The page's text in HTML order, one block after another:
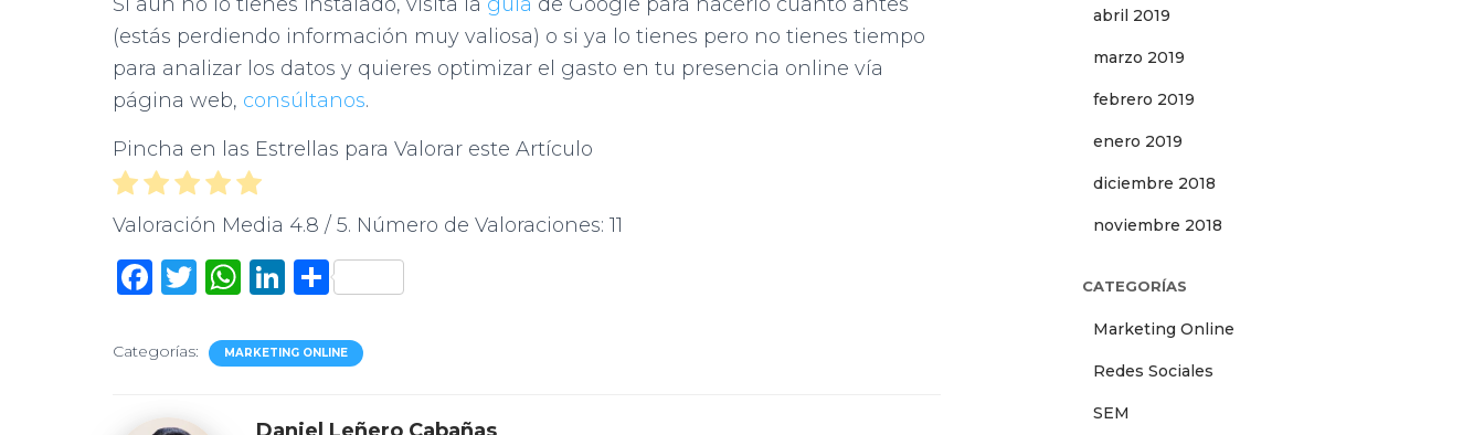
(estás perdiendo información muy valiosa) o si ya lo tienes pero no tienes tiempo
para analizar los datos y quieres optimizar el gasto en tu presencia online vía
página web, consúltanos.
Pincha en las Estrellas para Valorar este Artículo
Valoración Media 4.8 / 5. Número de Valoraciones: 11
F
c
b
T
it
r
W
at
A
Li
k
dI
C
m
ar
Categorías: MARKETING ONLINE
abril 2019
marzo 2019
febrero 2019
enero 2019
diciembre 2018
noviembre 2018
CATEGORÍAS
Marketing Online
Redes Sociales
SEM